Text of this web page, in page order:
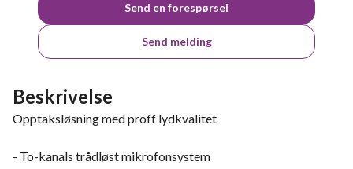
Send en forespørsel
Send melding
Beskrivelse
Opptaksløsning med proff lydkvalitet
- To-kanals trådløst mikrofonsystem